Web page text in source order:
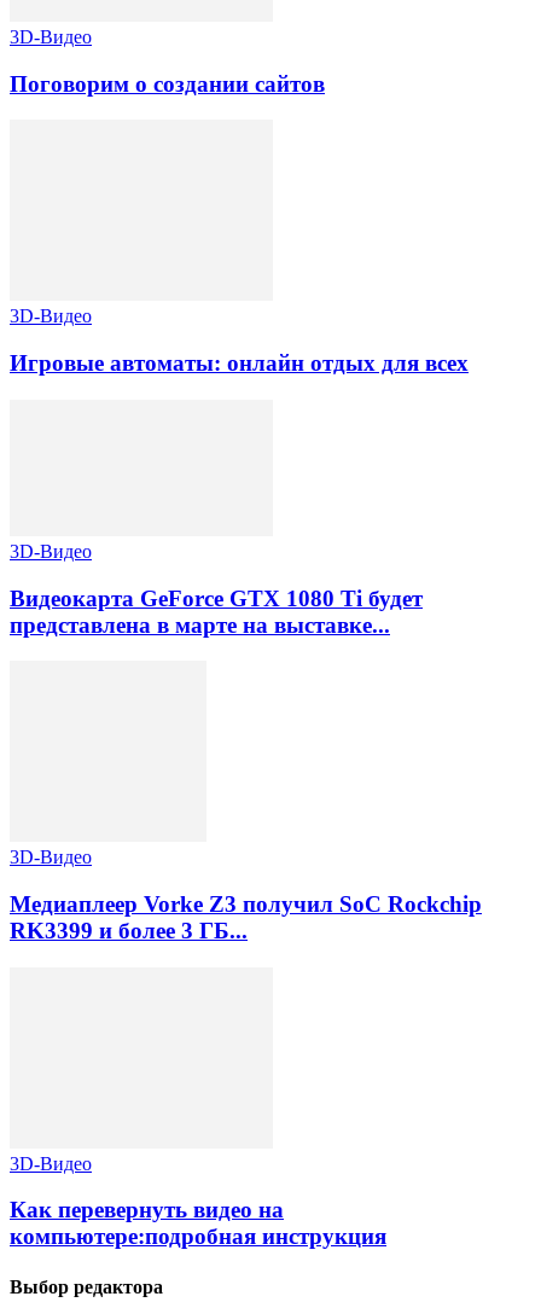
3D-Видео
Поговорим о создании сайтов
3D-Видео
Игровые автоматы: онлайн отдых для всех
3D-Видео
Видеокарта GeForce GTX 1080 Ti будет
представлена в марте на выставке...
3D-Видео
Медиаплеер Vorke Z3 получил SoC Rockchip
RK3399 и более 3 ГБ...
3D-Видео
Как перевернуть видео на
компьютере:подробная инструкция
Выбор редактора